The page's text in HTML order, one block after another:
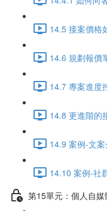
14.5 接案價格
14.6 規劃報價
14.7 專案進度
14.8 更進階的
14.9 案例-文
14.10 案例-社
第15單元：個人自